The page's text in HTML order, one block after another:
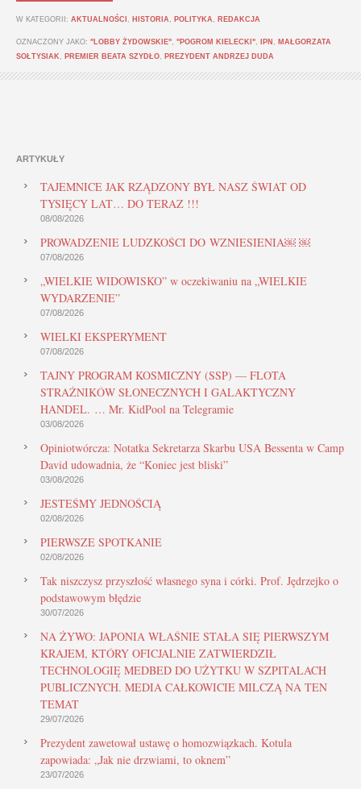
W KATEGORII: AKTUALNOŚCI HISTORIA POLITYKA REDAKCJA
OZNACZONY JAKO: "LOBBY ŻYDOWSKIE" "POGROM KIELECKI" IPN
MAŁGORZATA
SOŁTYSIAK
PREMIER BEATA SZYDŁO PREZYDENT ANDRZEJ DUDA
ARTYKUŁY
TAJEMNICE JAK RZĄDZONY BYŁ NASZ ŚWIAT OD
TYSIĘCY LAT… DO TERAZ !!!
08/08/2026
PROWADZENIE LUDZKOŚCI DO WZNIESIENIA￼ ￼
07/08/2026
„WIELKIE WIDOWISKO” w oczekiwaniu na „WIELKIE
WYDARZENIE”
07/08/2026
WIELKI EKSPERYMENT
07/08/2026
TAJNY PROGRAM KOSMICZNY (SSP) — FLOTA
STRAŻNIKÓW SŁONECZNYCH I GALAKTYCZNY
HANDEL. … Mr. KidPool na Telegramie
03/08/2026
Opiniotwórcza: Notatka Sekretarza Skarbu USA Bessenta w Camp
David udowadnia, że “Koniec jest bliski”
03/08/2026
JESTEŚMY JEDNOŚCIĄ
02/08/2026
PIERWSZE SPOTKANIE
02/08/2026
Tak niszczysz przyszłość własnego syna i córki. Prof. Jędrzejko o
podstawowym błędzie
30/07/2026
NA ŻYWO: JAPONIA WŁAŚNIE STAŁA SIĘ PIERWSZYM
KRAJEM, KTÓRY OFICJALNIE ZATWIERDZIŁ
TECHNOLOGIĘ MEDBED DO UŻYTKU W SZPITALACH
PUBLICZNYCH. MEDIA CAŁKOWICIE MILCZĄ NA TEN
TEMAT
29/07/2026
Prezydent zawetował ustawę o homozwiązkach. Kotula
zapowiada: „Jak nie drzwiami, to oknem”
23/07/2026